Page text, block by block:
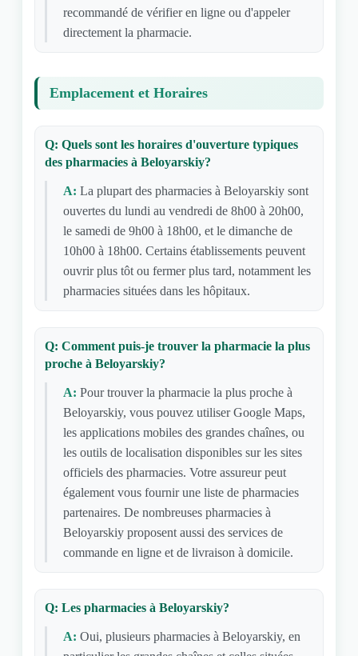
recommandé de vérifier en ligne ou d'appeler
directement la pharmacie.
Emplacement et Horaires
Q: Quels sont les horaires d'ouverture typiques
des pharmacies à Beloyarskiy?
A: La plupart des pharmacies à Beloyarskiy sont
ouvertes du lundi au vendredi de 8h00 à 20h00,
le samedi de 9h00 à 18h00, et le dimanche de
10h00 à 18h00. Certains établissements peuvent
ouvrir plus tôt ou fermer plus tard, notamment les
pharmacies situées dans les hôpitaux.
Q: Comment puis-je trouver la pharmacie la plus
proche à Beloyarskiy?
A: Pour trouver la pharmacie la plus proche à
Beloyarskiy, vous pouvez utiliser Google Maps,
les applications mobiles des grandes chaînes, ou
les outils de localisation disponibles sur les sites
officiels des pharmacies. Votre assureur peut
également vous fournir une liste de pharmacies
partenaires. De nombreuses pharmacies à
Beloyarskiy proposent aussi des services de
commande en ligne et de livraison à domicile.
Q: Les pharmacies à Beloyarskiy?
A: Oui, plusieurs pharmacies à Beloyarskiy, en